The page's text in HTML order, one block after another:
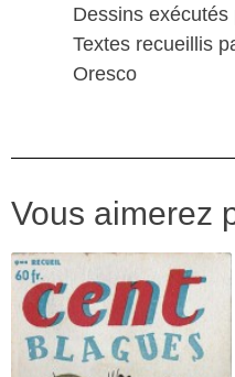
Dessins
Textes recueillis
Oresco
Vous aimerez